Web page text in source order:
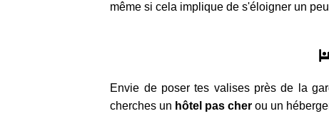
même si cela implique de s'éloigner un
Envie de poser tes valises près de la
cherches un hôtel pas cher ou un